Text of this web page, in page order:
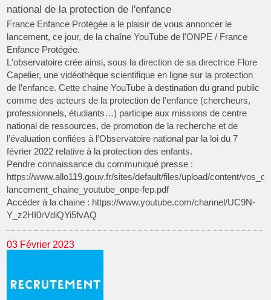
national de la protection de l'enfance
France Enfance Protégée a le plaisir de vous annoncer le
lancement, ce jour, de la chaîne YouTube de l'ONPE / France
Enfance Protégée.
L'observatoire crée ainsi, sous la direction de sa directrice Flore
Capelier, une vidéothèque scientifique en ligne sur la protection
de l’enfance. Cette chaine YouTube à destination du grand public
comme des acteurs de la protection de l’enfance (chercheurs,
professionnels, étudiants…) participe aux missions de centre
national de ressources, de promotion de la recherche et de
l’évaluation confiées à l’Observatoire national par la loi du 7
février 2022 relative à la protection des enfants.
Pendre connaissance du communiqué presse :
https://www.allo119.gouv.fr/sites/default/files/upload/content/
lancement_chaine_youtube_onpe-fep.pdf
Accéder à la chaine : https://www.youtube.com/channel/UC9N-
Y_z2HI0rVdiQYi5fvAQ
03 Février 2023